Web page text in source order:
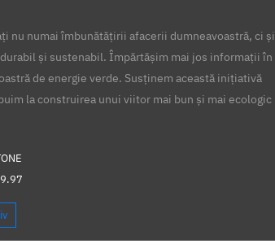
nu numai îmbunătățirii afacerii dumneavoastră, ci și
și sustenabil. Împărtășim mai jos informații în
de energie verde. Susținem această inițiativă
la construirea unui viitor mai bun și mai ecologic